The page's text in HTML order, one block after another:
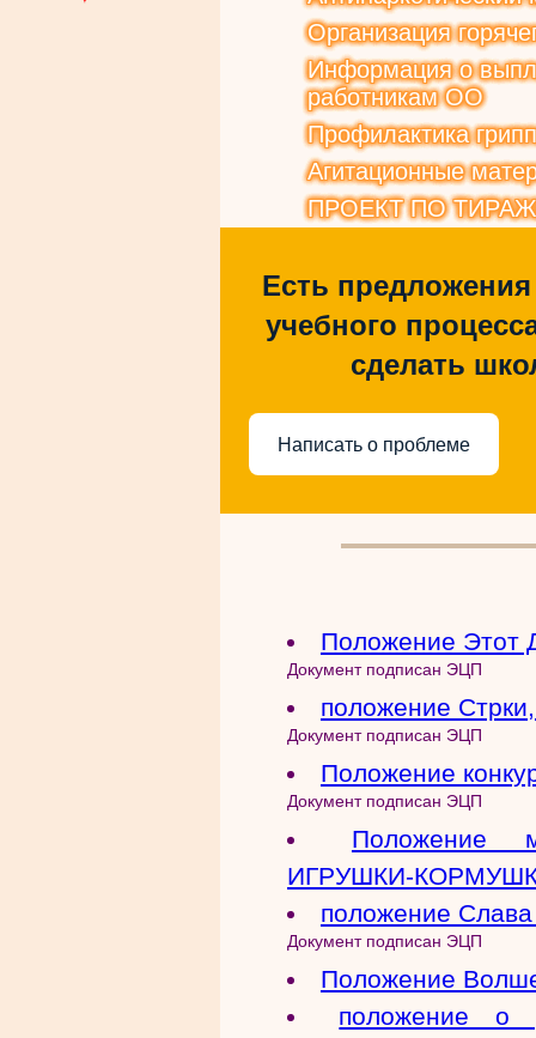
Организация
Информация о
работникам ОО
Профилактика
Агитационные
ПРОЕКТ ПО
Есть
учебного
сделать
Написать о проблеме
Положение Этот
Документ подписан ЭЦП
положение
Документ подписан ЭЦП
Положение
Документ подписан ЭЦП
Положение
ИГРУШКИ-
положение
Документ подписан ЭЦП
Положение
положение о